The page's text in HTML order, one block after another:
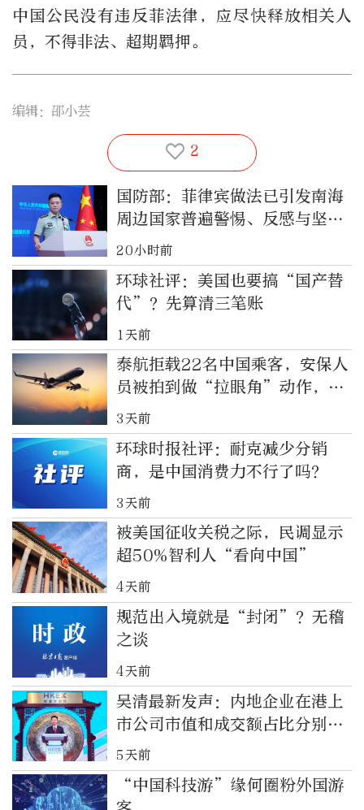
中国公民没有违反菲法律，应尽快释放相关人
员，不得非法、超期羁押。
编辑：邵小芸
2
国防部：菲律宾做法已引发南海
周边国家普遍警惕、反感与坚决
反对
20小时前
环球社评：美国也要搞“国产替
代”？先算清三笔账
1天前
泰航拒载22名中国乘客，安保人
员被拍到做“拉眼角”动作，泰
国机场致歉
3天前
环球时报社评：耐克减少分销
商，是中国消费力不行了吗？
3天前
被美国征收关税之际，民调显示
超50%智利人“看向中国”
4天前
规范出入境就是“封闭”？无稽
之谈
4天前
吴清最新发声：内地企业在港上
市公司市值和成交额占比分别达
八成、九成
5天前
“中国科技游”缘何圈粉外国游